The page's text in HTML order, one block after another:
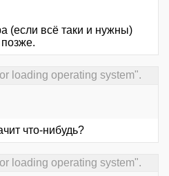
(если всё таки и нужны)
loading operating system".
что-нибудь?
loading operating system".